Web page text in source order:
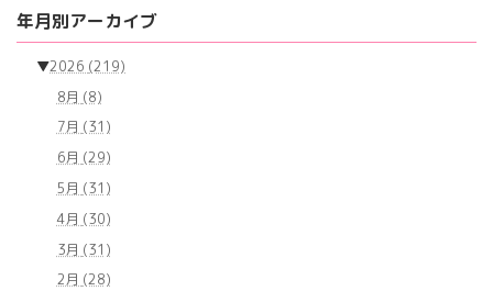
年月別アーカイブ
▼2026 (219)
8月 (8)
7月 (31)
6月 (29)
5月 (31)
4月 (30)
3月 (31)
2月 (28)